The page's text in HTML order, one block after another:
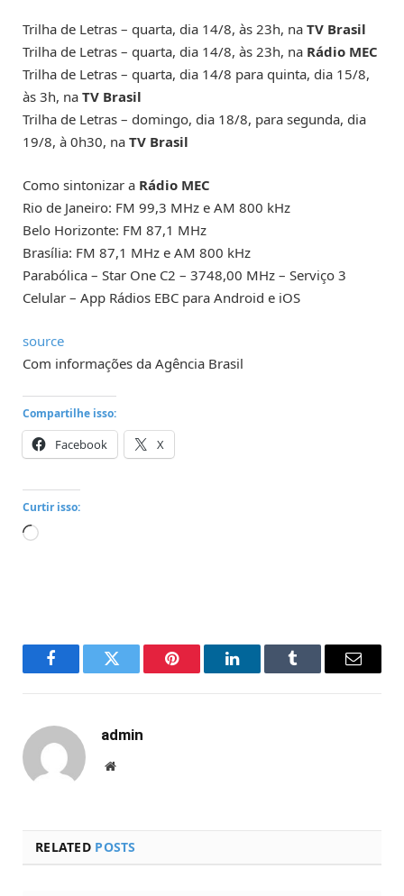
Trilha de Letras – quarta, dia 14/8, às 23h, na TV Brasil
Trilha de Letras – quarta, dia 14/8, às 23h, na Rádio MEC
Trilha de Letras – quarta, dia 14/8 para quinta, dia 15/8,
às 3h, na TV Brasil
Trilha de Letras – domingo, dia 18/8, para segunda, dia
19/8, à 0h30, na TV Brasil
Como sintonizar a Rádio MEC
Rio de Janeiro: FM 99,3 MHz e AM 800 kHz
Belo Horizonte: FM 87,1 MHz
Brasília: FM 87,1 MHz e AM 800 kHz
Parabólica – Star One C2 – 3748,00 MHz – Serviço 3
Celular – App Rádios EBC para Android e iOS
source
Com informações da Agência Brasil
Compartilhe isso:
Facebook X
Curtir isso:
Carregando...
FacebookTwitter Pinterest LinkedInTumblr Email
admin
Website
RELATED POSTS